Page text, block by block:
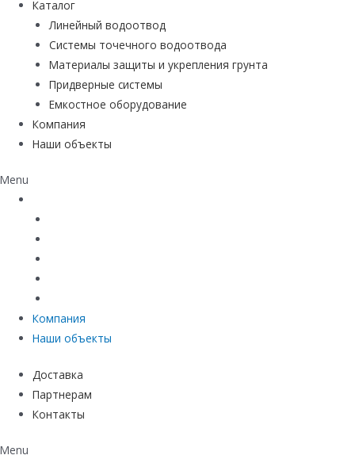
Каталог
Линейный водоотвод
Системы точечного водоотвода
Материалы защиты и укрепления грунта
Придверные системы
Емкостное оборудование
Компания
Наши объекты
Menu
Компания
Наши объекты
Доставка
Партнерам
Контакты
Menu